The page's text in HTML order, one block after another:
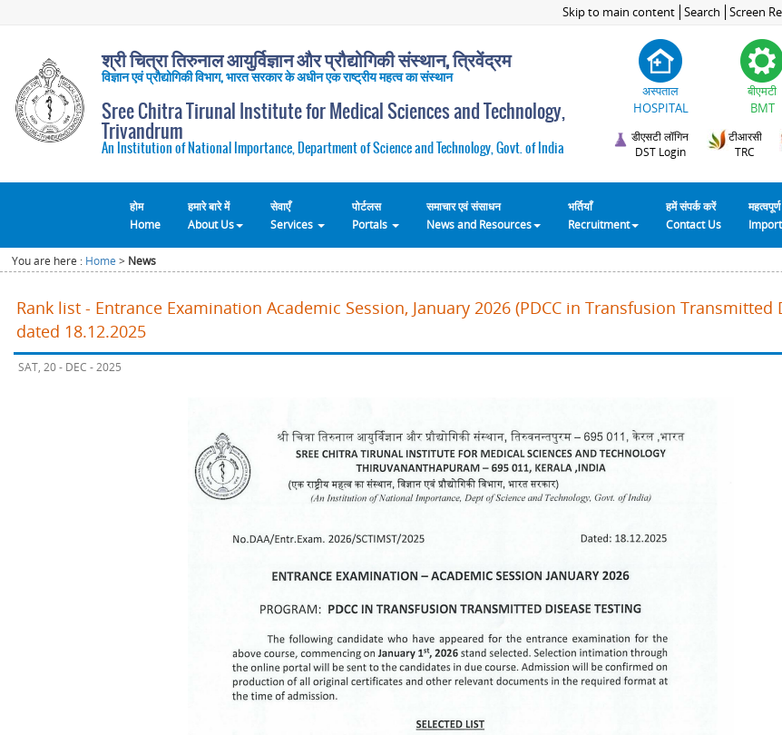
Skip to main content Search Screen
श्री चित्रा तिरुनाल आयुर्विज्ञान और प्रौद्योगिकी संस्थान, त्रिवेंद्रम
विज्ञान एवं प्रौद्योगिकी विभाग, भारत सरकार के अधीन एक राष्ट्रीय महत्व का संस्थान
Sree Chitra Tirunal Institute for Medical Sciences and Technology,
Trivandrum
An Institution of National Importance, Department of Science and Technology, Govt. of India
अस्पताल
HOSPITAL
बीएमटी
BMT
डीएसटी लॉगिन
DST Login
टीआरसी
TRC
होम
Home
हमारे बारे में
About Us
सेवाएँ
Services
पोर्टलस
Portals
समाचार एवं संसाधन
News and Resources
भर्तियाँ
Recruitment
हमें संपर्क करें
Contact Us
You are here : Home > News
Rank list - Entrance Examination Academic Session, January 2026 (PDCC in Transfusion Transmitted
dated 18.12.2025
SAT, 20 - DEC - 2025